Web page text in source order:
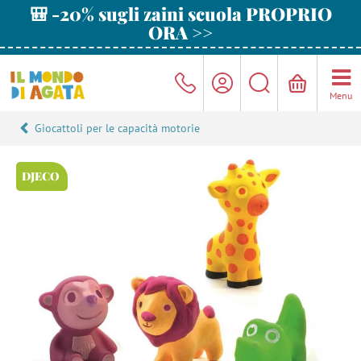
🎒 -20% sugli zaini scuola PROPRIO
ORA >>
Menu
Giocattoli per le capacità motorie
DJECO